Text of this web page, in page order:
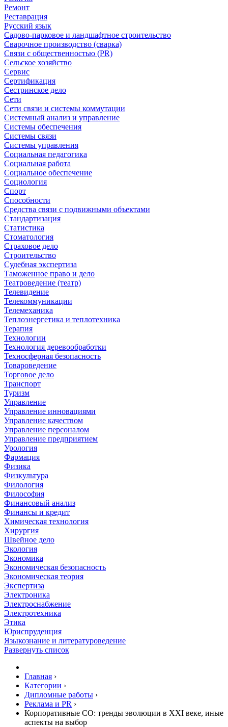
Ремонт
Реставрация
Русский язык
Садово-парковое и ландшафтное строительство
Сварочное производство (сварка)
Связи с общественностью (PR)
Сельское хозяйство
Сервис
Сертификация
Сестринское дело
Сети
Сети связи и системы коммутации
Системный анализ и управление
Системы обеспечения
Системы связи
Системы управления
Социальная педагогика
Социальная работа
Социальное обеспечение
Социология
Спорт
Способности
Средства связи с подвижными объектами
Стандартизация
Статистика
Стоматология
Страховое дело
Строительство
Судебная экспертиза
Таможенное право и дело
Театроведение (театр)
Телевидение
Телекоммуникации
Телемеханика
Теплоэнергетика и теплотехника
Терапия
Технологии
Технология деревообработки
Техносферная безопасность
Товароведение
Торговое дело
Транспорт
Туризм
Управление
Управление инновациями
Управление качеством
Управление персоналом
Управление предприятием
Урология
Фармация
Физика
Физкультура
Филология
Философия
Финансовый анализ
Финансы и кредит
Химическая технология
Хирургия
Швейное дело
Экология
Экономика
Экономическая безопасность
Экономическая теория
Экспертиза
Электроника
Электроснабжение
Электротехника
Этика
Юриспруденция
Языкознание и литературоведение
Развернуть список
Главная ›
Категории ›
Дипломные работы ›
Реклама и PR ›
Корпоративные СО: тренды эволюции в XXI веке, иные
аспекты на выбор